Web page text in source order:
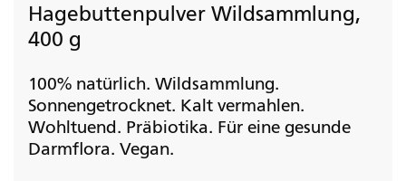
Hagebuttenpulver Wildsammlung,
400 g
100% natürlich. Wildsammlung.
Sonnengetrocknet. Kalt vermahlen.
Wohltuend. Präbiotika. Für eine gesunde
Darmflora. Vegan.